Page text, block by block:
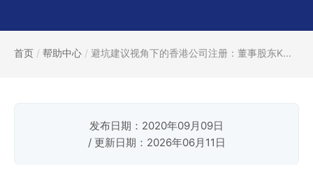
首页 / 帮助中心 / 避坑建议视角下的香港公司注册：董事股东K...
发布日期：2020年09月09日
/ 更新日期：2026年06月11日